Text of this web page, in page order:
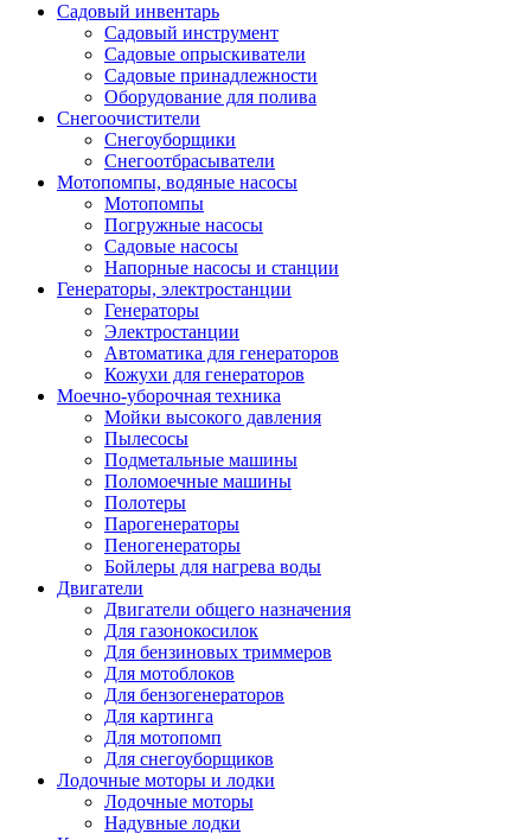
Садовый инвентарь
Садовый инструмент
Садовые опрыскиватели
Садовые принадлежности
Оборудование для полива
Снегоочистители
Снегоуборщики
Снегоотбрасыватели
Мотопомпы, водяные насосы
Мотопомпы
Погружные насосы
Садовые насосы
Напорные насосы и станции
Генераторы, электростанции
Генераторы
Электростанции
Автоматика для генераторов
Кожухи для генераторов
Моечно-уборочная техника
Мойки высокого давления
Пылесосы
Подметальные машины
Поломоечные машины
Полотеры
Парогенераторы
Пеногенераторы
Бойлеры для нагрева воды
Двигатели
Двигатели общего назначения
Для газонокосилок
Для бензиновых триммеров
Для мотоблоков
Для бензогенераторов
Для картинга
Для мотопомп
Для снегоуборщиков
Лодочные моторы и лодки
Лодочные моторы
Надувные лодки